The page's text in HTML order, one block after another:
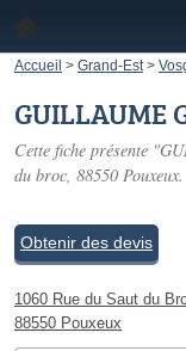
Accueil > Grand-Est >
GUILLAUME
Cette fiche présente
du broc, 88550 Pouxeux.
Obtenir des devis
1060 Rue du Saut du
88550 Pouxeux